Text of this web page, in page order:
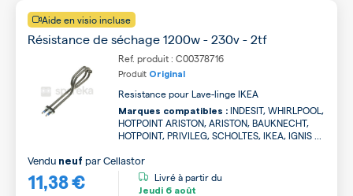
Aide en visio incluse
Résistance de séchage 1200w - 230v - 2tf
Ref. produit : C00378716
Produit Original
Resistance pour Lave-linge IKEA
Marques compatibles : INDESIT, WHIRLPOOL,
HOTPOINT ARISTON, ARISTON, BAUKNECHT,
HOTPOINT, PRIVILEG, SCHOLTES, IKEA, IGNIS ...
11,38 €
Vendu neuf parCellastor
Livré à partir du
Jeudi 6 août